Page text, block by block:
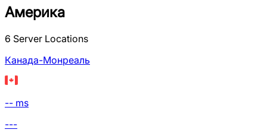
Америка
6 Server Locations
Канада-Монреаль
-- ms
---